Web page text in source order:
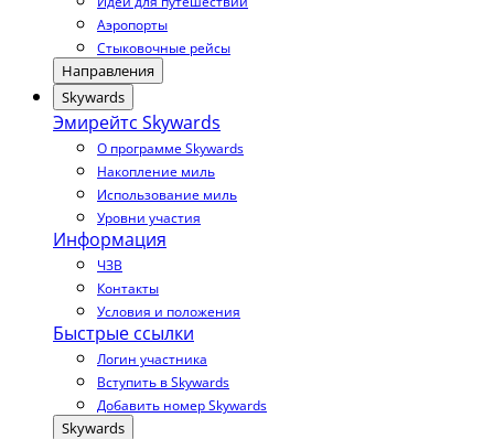
Аэропорты
Стыковочные рейсы
Направления
Skywards
Эмирейтс Skywards
О программе Skywards
Накопление миль
Использование миль
Уровни участия
Информация
ЧЗВ
Контакты
Условия и положения
Быстрые ссылки
Логин участника
Вступить в Skywards
Добавить номер Skywards
Skywards